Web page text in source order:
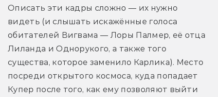
Описать эти кадры сложно — их нужно
видеть (и слышать искажённые голоса
обитателей Вигвама — Лоры Палмер, её отца
Лиланда и Однорукого, а также того
существа, которое заменило Карлика). Место
посреди открытого космоса, куда попадает
Купер после того, как ему позволяют выйти